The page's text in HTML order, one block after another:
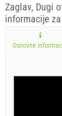
Zaglav, Dugi
informacije
Osnovne